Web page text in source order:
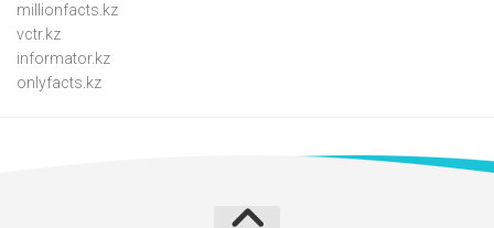
millionfacts.kz
vctr.kz
informator.kz
onlyfacts.kz